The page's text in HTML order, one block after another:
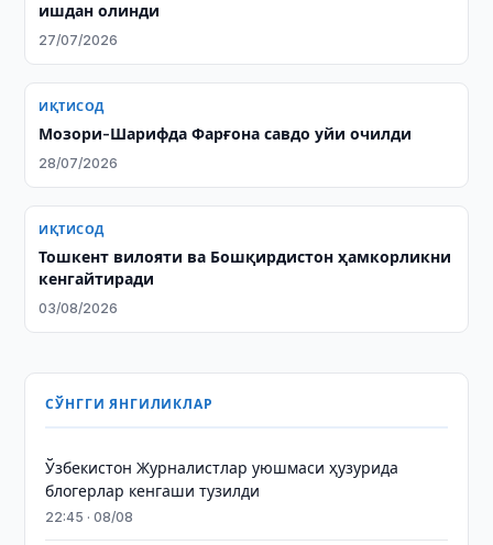
ишдан олинди
27/07/2026
ИҚТИСОД
Мозори-Шарифда Фарғона савдо уйи очилди
28/07/2026
ИҚТИСОД
Тошкент вилояти ва Бошқирдистон ҳамкорликни
кенгайтиради
03/08/2026
СЎНГГИ ЯНГИЛИКЛАР
Ўзбекистон Журналистлар уюшмаси ҳузурида
блогерлар кенгаши тузилди
22:45 · 08/08